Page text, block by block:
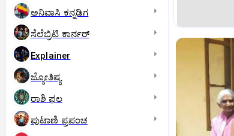
ಅನಿವಾಸಿ ಕನ್ನಡಿಗ
ಸೆಲೆಬ್ರಿಟಿ ಕಾರ್ನರ್‌
Explainer
ಜ್ಯೋತಿಷ್ಯ
ರಾಶಿ ಫಲ
ಪುಟಾಣಿ ಪ್ರಪಂಚ